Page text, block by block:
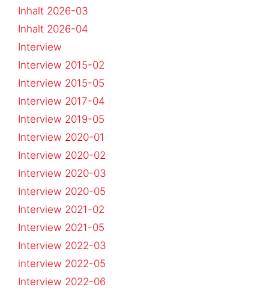
Inhalt 2026-03
Inhalt 2026-04
Interview
Interview 2015-02
Interview 2015-05
Interview 2017-04
Interview 2019-05
Interview 2020-01
Interview 2020-02
Interview 2020-03
Interview 2020-05
Interview 2021-02
Interview 2021-05
Interview 2022-03
interview 2022-05
Interview 2022-06